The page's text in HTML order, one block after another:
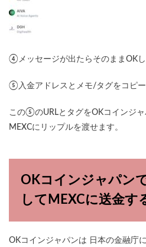
④メッセージが出たらそのままOKし
⑤入金アドレスとメモ/タグをコピー
この⑤のURLとタグをOKコインジャ
MEXCにリップルを渡せます。
OKコインジャパン
してMEXCに送金す
OKコインジャパンは 日本の金融庁